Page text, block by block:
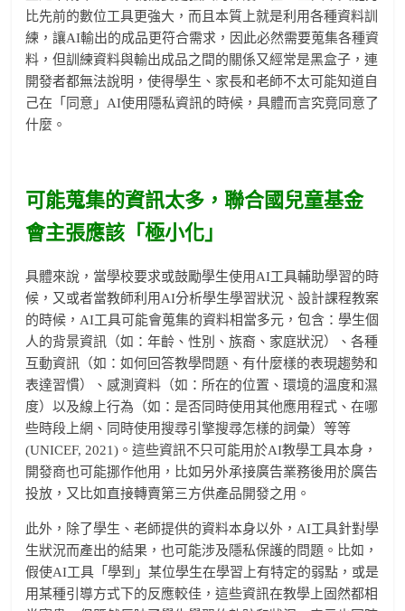
比先前的數位工具更強大，而且本質上就是利用各種資料訓
練，讓AI輸出的成品更符合需求，因此必然需要蒐集各種資
料，但訓練資料與輸出成品之間的關係又經常是黑盒子，連
開發者都無法說明，使得學生、家長和老師不太可能知道自
己在「同意」AI使用隱私資訊的時候，具體而言究竟同意了
什麼。
可能蒐集的資訊太多，聯合國兒童基金
會主張應該「極小化」
具體來說，當學校要求或鼓勵學生使用AI工具輔助學習的時
候，又或者當教師利用AI分析學生學習狀況、設計課程教案
的時候，AI工具可能會蒐集的資料相當多元，包含：學生個
人的背景資訊（如：年齡、性別、族裔、家庭狀況）、各種
互動資訊（如：如何回答教學問題、有什麼樣的表現趨勢和
表達習慣）、感測資料（如：所在的位置、環境的溫度和濕
度）以及線上行為（如：是否同時使用其他應用程式、在哪
些時段上網、同時使用搜尋引擎搜尋怎樣的詞彙）等等
(UNICEF, 2021)。這些資訊不只可能用於AI教學工具本身，
開發商也可能挪作他用，比如另外承接廣告業務後用於廣告
投放，又比如直接轉賣第三方供產品開發之用。
此外，除了學生、老師提供的資料本身以外，AI工具針對學
生狀況而產出的結果，也可能涉及隱私保護的問題。比如，
假使AI工具「學到」某位學生在學習上有特定的弱點，或是
用某種引導方式下的反應較佳，這些資訊在教學上固然都相